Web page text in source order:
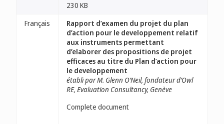
230 KB
Français
Rapport d’examen du projet du plan
d’action pour le developpement relatif
aux instruments permettant
d’elaborer des propositions de projet
efficaces au titre du Plan d’action pour
le developpement
établi par M. Glenn O’Neil, fondateur d’Owl
RE, Evaluation Consultancy, Genève
Complete document